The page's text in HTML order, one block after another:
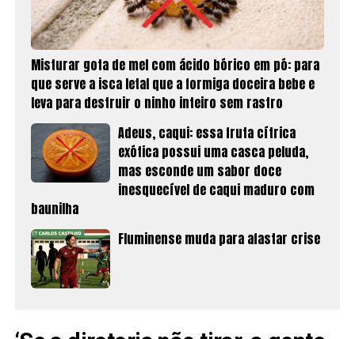
Misturar gota de mel com ácido bórico em pó: para
que serve a isca letal que a formiga doceira bebe e
leva para destruir o ninho inteiro sem rastro
Adeus, caqui: essa fruta cítrica
exótica possui uma casca peluda,
mas esconde um sabor doce
inesquecível de caqui maduro com
baunilha
Fluminense muda para afastar crise